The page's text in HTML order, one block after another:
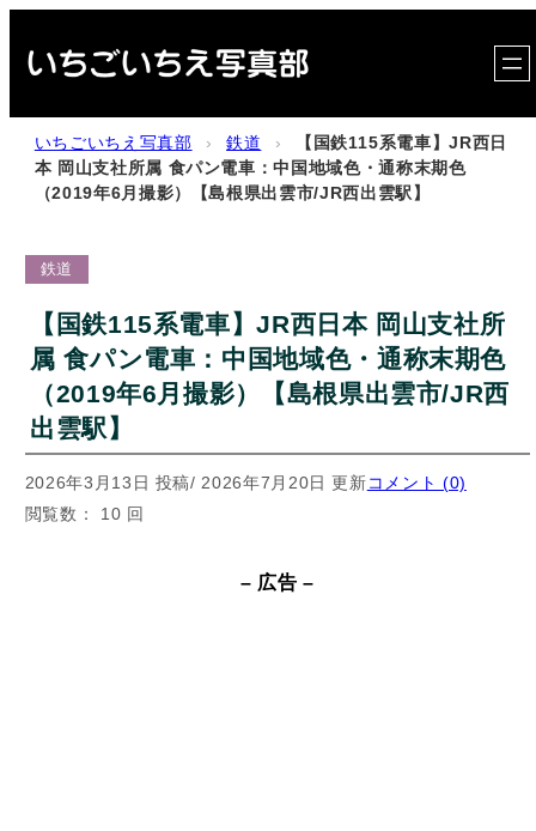
容
いちごいちえ写真部 › 鉄道 ›
【国鉄115系電車】JR西日
本 岡山支社所属 食パン電車：中国地域色・通称末期色
（2019年6月撮影）【島根県出雲市/JR西出雲駅】
鉄道
【国鉄115系電車】JR西日本 岡山支社所
属 食パン電車：中国地域色・通称末期色
（2019年6月撮影）【島根県出雲市/JR西
出雲駅】
2026年3月13日 投稿/ 2026年7月20日 更新コメント (0)
閲覧数： 10 回
– 広告 –